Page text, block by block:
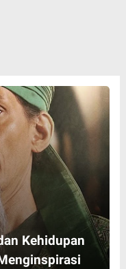
Kehidupan